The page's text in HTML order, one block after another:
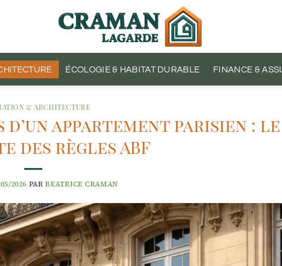
ÉCOLOGIE & HABITAT DURABLE FINANCE &
& ARCHITECTURE
appartement parisien : le
des règles ABF
2026 PAR BEATRICE CRAMAN